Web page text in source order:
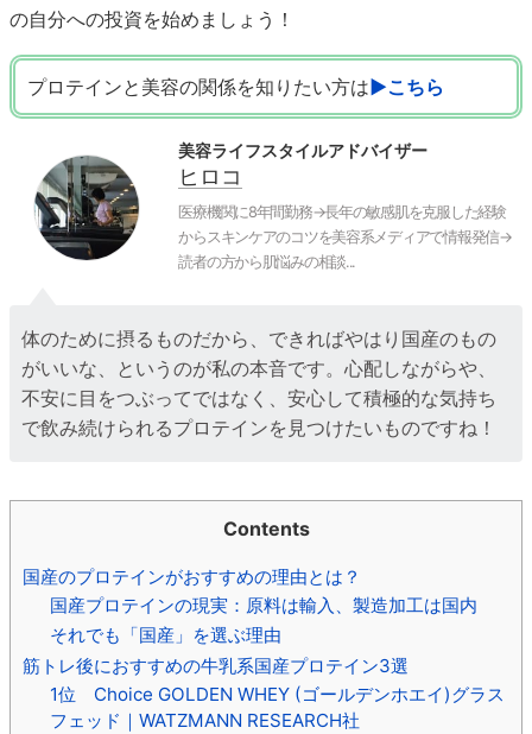
の自分への投資を始めましょう！
プロテインと美容の関係を知りたい方は▶こちら
美容ライフスタイルアドバイザー
ヒロコ
医療機関に8年間勤務→長年の敏感肌を克服した経験
からスキンケアのコツを美容系メディアで情報発信→
読者の方から肌悩みの相談...
体のために摂るものだから、できればやはり国産のもの
がいいな、というのが私の本音です。心配しながらや、
不安に目をつぶってではなく、安心して積極的な気持ち
で飲み続けられるプロテインを見つけたいものですね！
Contents
国産のプロテインがおすすめの理由とは？
国産プロテインの現実：原料は輸入、製造加工は国内
それでも「国産」を選ぶ理由
筋トレ後におすすめの牛乳系国産プロテイン3選
1位 Choice GOLDEN WHEY (ゴールデンホエイ)グラス
フェッド｜WATZMANN RESEARCH社